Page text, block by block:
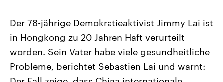
Landtagswahl Sachsen-Anhalt
2026
Alle Informationen
Sachsen-Anhalt wählt am 6.
September 2026 einen neuen
Aktuelle Beiträge,
Hintergründe
Wirtschaftlich und
gehören die Vereinigten
Der 78-jährige Demokratieaktivist Jimmy Lai ist
in Hongkong zu 20 Jahren Haft verurteilt
worden. Sein Vater habe viele gesundheitliche
Probleme, berichtet Sebastien Lai und warnt: